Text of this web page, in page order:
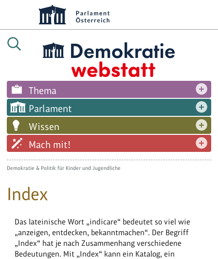
Thema
Parlament
Wissen
Mach mit!
Demokratie & Politik für Kinder und Jugendliche
Index
Das lateinische Wort „indicare“ bedeutet so viel wie
„anzeigen, entdecken, bekanntmachen“. Der Begriff
„Index“ hat je nach Zusammenhang verschiedene
Bedeutungen. Mit „Index“ kann ein Katalog, ein